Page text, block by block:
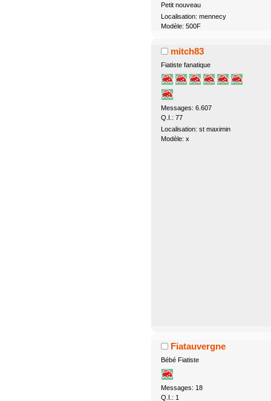
Petit nouveau
Localisation: mennecy
Modèle: 500F
mitch83
Fiatiste fanatique
Messages: 6.607
Q.I.: 77
Localisation: st maximin
Modèle: x
Fiatauvergne
Bébé Fiatiste
Messages: 18
Q.I.: 1